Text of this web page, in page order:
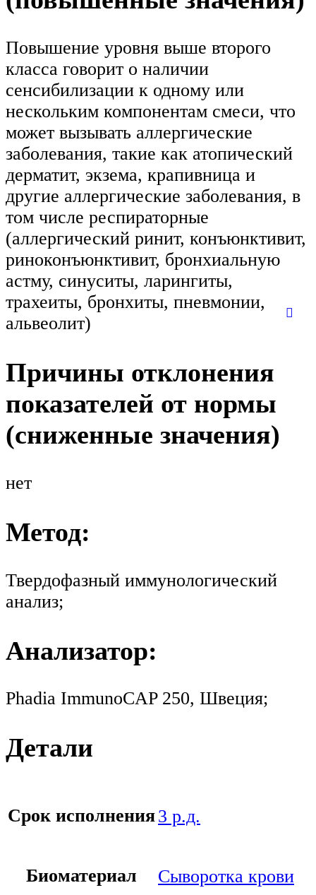
Повышение уровня выше второго
класса говорит о наличии
сенсибилизации к одному или
нескольким компонентам смеси, что
может вызывать аллергические
заболевания, такие как атопический
дерматит, экзема, крапивница и
другие аллергические заболевания, в
том числе респираторные
(аллергический ринит, конъюнктивит,
риноконъюнктивит, бронхиальную
астму, синуситы, ларингиты,
трахеиты, бронхиты, пневмонии,
альвеолит)
Причины отклонения
показателей от нормы
(сниженные значения)
нет
Метод:
Твердофазный иммунологический
анализ;
Анализатор:
Phadia ImmunoCAP 250, Швеция;
Детали
Срок исполнения3 р.д.
Биоматериал Сыворотка крови